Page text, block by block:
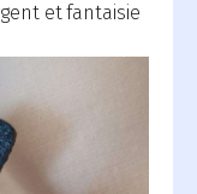
et fantaisie